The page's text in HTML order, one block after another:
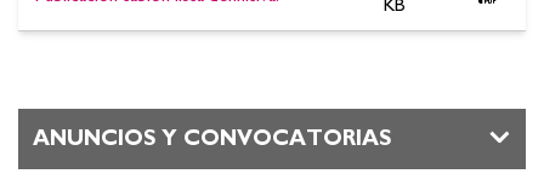
KB
ANUNCIOS Y CONVOCATORIAS